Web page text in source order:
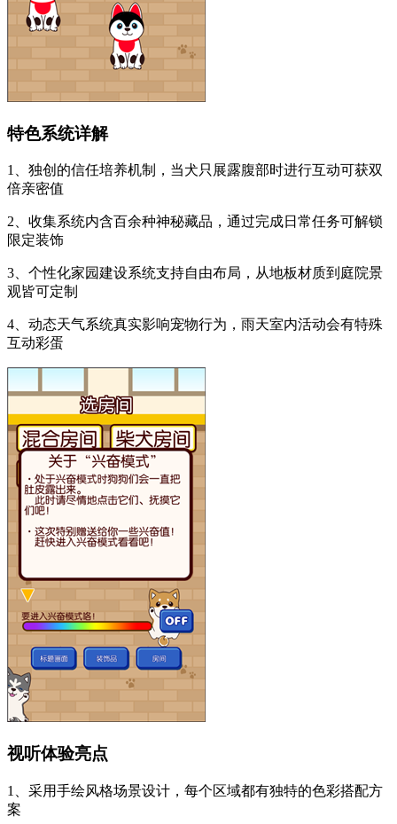
特色系统详解
1、独创的信任培养机制，当犬只展露腹部时进行互动可获双
倍亲密值
2、收集系统内含百余种神秘藏品，通过完成日常任务可解锁
限定装饰
3、个性化家园建设系统支持自由布局，从地板材质到庭院景
观皆可定制
4、动态天气系统真实影响宠物行为，雨天室内活动会有特殊
互动彩蛋
视听体验亮点
1、采用手绘风格场景设计，每个区域都有独特的色彩搭配方
案